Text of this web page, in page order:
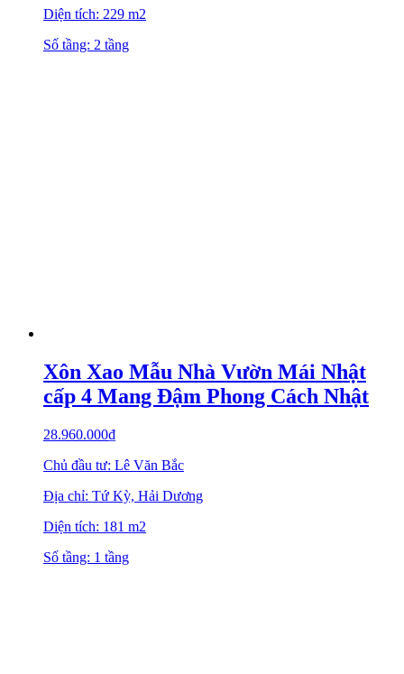
Diện tích: 229 m2
Số tầng: 2 tầng
Xôn Xao Mẫu Nhà Vườn Mái Nhật
cấp 4 Mang Đậm Phong Cách Nhật
28.960.000₫
Chủ đầu tư: Lê Văn Bắc
Địa chỉ: Tứ Kỳ, Hải Dương
Diện tích: 181 m2
Số tầng: 1 tầng